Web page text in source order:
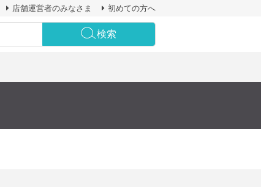
店舗運営者のみなさま 初めての方へ
検索